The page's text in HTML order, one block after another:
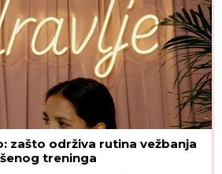
zašto održiva rutina vežbanja
treninga